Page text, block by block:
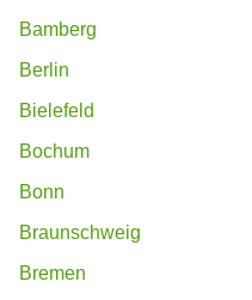
Bamberg
Berlin
Bielefeld
Bochum
Bonn
Braunschweig
Bremen